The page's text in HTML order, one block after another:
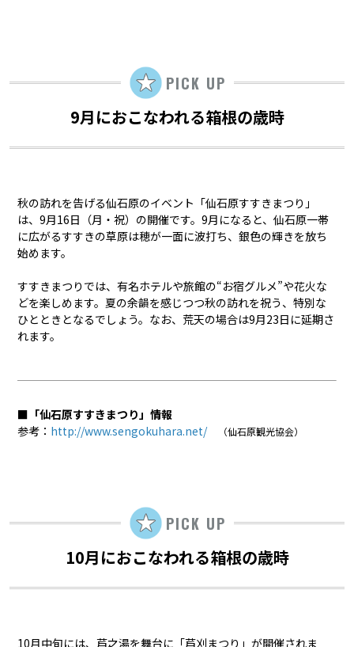
PICK UP
9月におこなわれる箱根の歳時
秋の訪れを告げる仙石原のイベント「仙石原すすきまつり」
は、9月16日（月・祝）の開催です。9月になると、仙石原一帯
に広がるすすきの草原は穂が一面に波打ち、銀色の輝きを放ち
始めます。
すすきまつりでは、有名ホテルや旅館の“お宿グルメ”や花火な
どを楽しめます。夏の余韻を感じつつ秋の訪れを祝う、特別な
ひとときとなるでしょう。なお、荒天の場合は9月23日に延期さ
れます。
■「仙石原すすきまつり」情報
参考： http://www.sengokuhara.net/ （仙石原観光協会）
PICK UP
10月におこなわれる箱根の歳時
10月中旬には、芦之湯を舞台に「芦刈まつり」が開催されま